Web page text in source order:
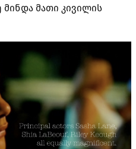
მინდა მათი კივილის